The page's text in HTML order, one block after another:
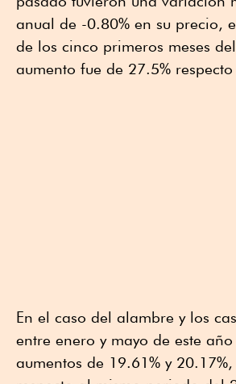
anual de -0.80% en su precio,
de los cinco primeros meses
aumento fue de 27.5%
En el caso del alambre y los
entre enero y mayo de este
aumentos de 19.61% y